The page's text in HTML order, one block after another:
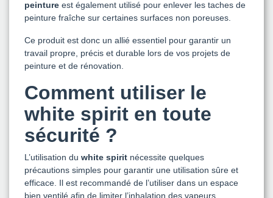
peinture est également utilisé pour enlever les taches de
peinture fraîche sur certaines surfaces non poreuses.
Ce produit est donc un allié essentiel pour garantir un
travail propre, précis et durable lors de vos projets de
peinture et de rénovation.
Comment utiliser le
white spirit en toute
sécurité ?
L’utilisation du white spirit nécessite quelques
précautions simples pour garantir une utilisation sûre et
efficace. Il est recommandé de l’utiliser dans un espace
bien ventilé afin de limiter l’inhalation des vapeurs.